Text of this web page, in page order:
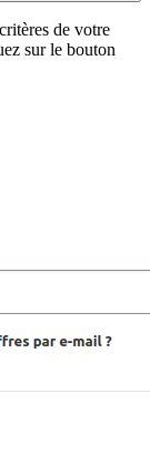
de votre
sur le bouton